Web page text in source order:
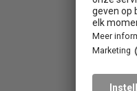
BHV